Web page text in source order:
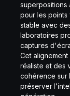
superpositions
pour les points
stable avec
laboratoires
captures
Cet
réaliste et des
cohérence sur
préserver